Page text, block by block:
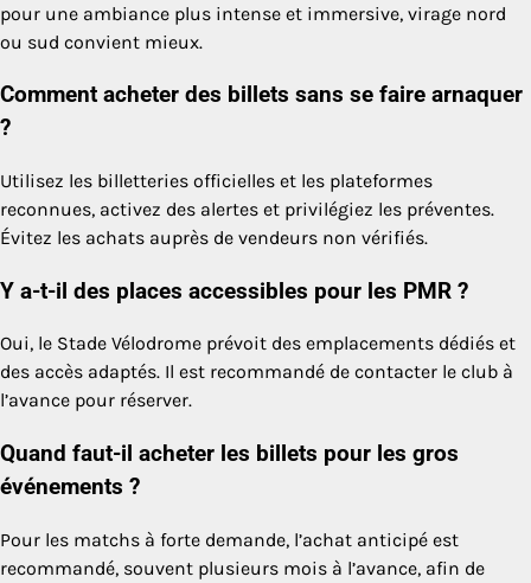
pour une ambiance plus intense et immersive, virage nord
ou sud convient mieux.
Comment acheter des billets sans se faire arnaquer
?
Utilisez les billetteries officielles et les plateformes
reconnues, activez des alertes et privilégiez les préventes.
Évitez les achats auprès de vendeurs non vérifiés.
Y a-t-il des places accessibles pour les PMR ?
Oui, le Stade Vélodrome prévoit des emplacements dédiés et
des accès adaptés. Il est recommandé de contacter le club à
l’avance pour réserver.
Quand faut-il acheter les billets pour les gros
événements ?
Pour les matchs à forte demande, l’achat anticipé est
recommandé, souvent plusieurs mois à l’avance, afin de